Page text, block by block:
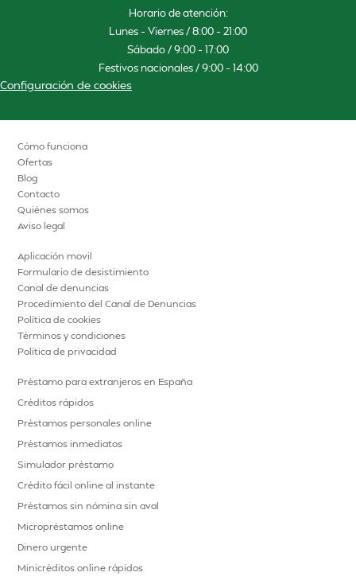
Horario de atención:
Lunes – Viernes / 8:00 – 21:00
Sábado / 9:00 – 17:00
Festivos nacionales / 9:00 – 14:00
Configuración de cookies
Cómo funciona
Ofertas
Blog
Contacto
Quiénes somos
Aviso legal
Aplicación movil
Formulario de desistimiento
Canal de denuncias
Procedimiento del Canal de Denuncias
Política de cookies
Términos y condiciones
Política de privacidad
Préstamo para extranjeros en España
Créditos rápidos
Préstamos personales online
Préstamos inmediatos
Simulador préstamo
Crédito fácil online al instante
Préstamos sin nómina sin aval
Micropréstamos online
Dinero urgente
Minicréditos online rápidos